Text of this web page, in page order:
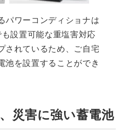
パワーコンディショナは
設置可能な重塩害対応
されているため、ご自宅
池を設置することができ
災害に強い蓄電池